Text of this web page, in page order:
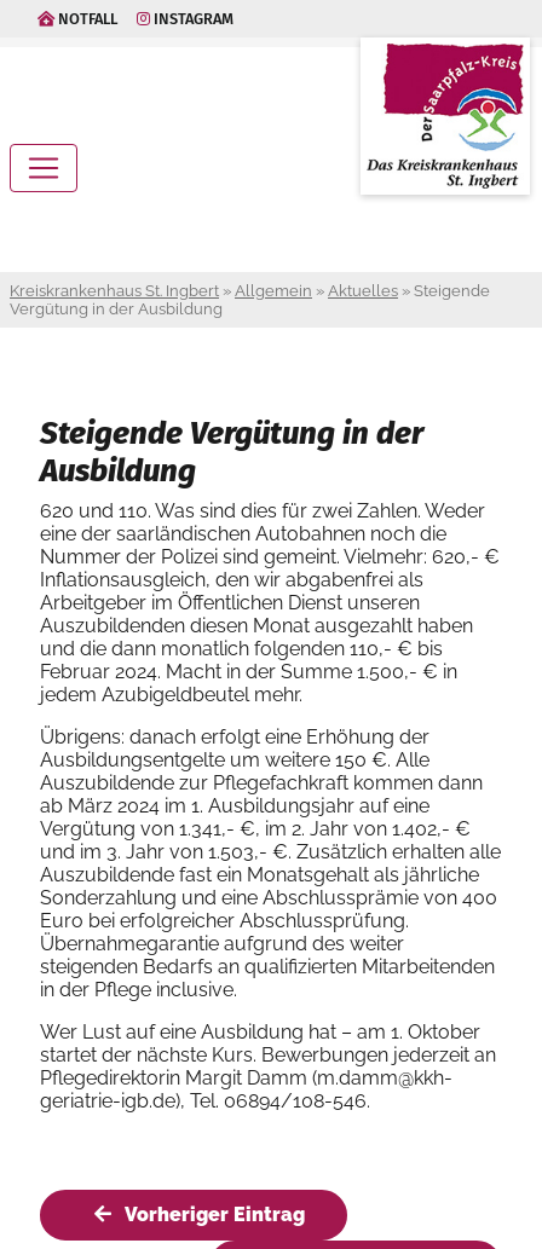
NOTFALL INSTAGRAM
Kreiskrankenhaus St. Ingbert » Allgemein » Aktuelles » Steigende
Vergütung in der Ausbildung
Steigende Vergütung in der
Ausbildung
620 und 110. Was sind dies für zwei Zahlen. Weder
eine der saarländischen Autobahnen noch die
Nummer der Polizei sind gemeint. Vielmehr: 620,- €
Inflationsausgleich, den wir abgabenfrei als
Arbeitgeber im Öffentlichen Dienst unseren
Auszubildenden diesen Monat ausgezahlt haben
und die dann monatlich folgenden 110,- € bis
Februar 2024. Macht in der Summe 1.500,- € in
jedem Azubigeldbeutel mehr.
Übrigens: danach erfolgt eine Erhöhung der
Ausbildungsentgelte um weitere 150 €. Alle
Auszubildende zur Pflegefachkraft kommen dann
ab März 2024 im 1. Ausbildungsjahr auf eine
Vergütung von 1.341,- €, im 2. Jahr von 1.402,- €
und im 3. Jahr von 1.503,- €. Zusätzlich erhalten alle
Auszubildende fast ein Monatsgehalt als jährliche
Sonderzahlung und eine Abschlussprämie von 400
Euro bei erfolgreicher Abschlussprüfung.
Übernahmegarantie aufgrund des weiter
steigenden Bedarfs an qualifizierten Mitarbeitenden
in der Pflege inclusive.
Wer Lust auf eine Ausbildung hat – am 1. Oktober
startet der nächste Kurs. Bewerbungen jederzeit an
Pflegedirektorin Margit Damm (m.damm@kkh-
geriatrie-igb.de), Tel. 06894/108-546.
Vorheriger Eintrag